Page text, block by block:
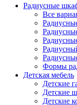
Радиусные
Все
Формы
Детская мебель
Детские
Детские
Детские